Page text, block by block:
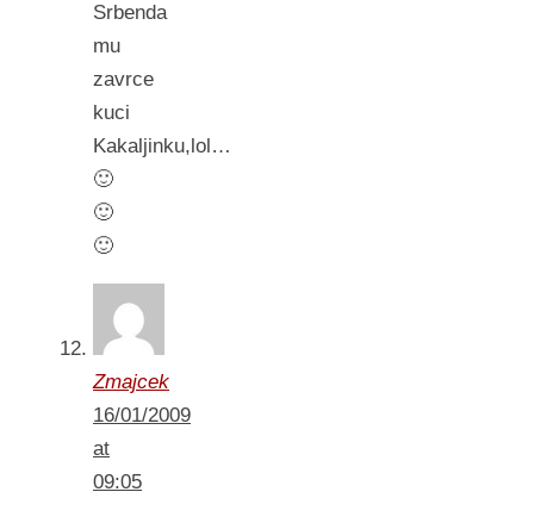
Srbenda
mu
zavrce
kuci
Kakaljinku,lol…
🙂
🙂
🙂
Zmajcek
16/01/2009
at
09:05